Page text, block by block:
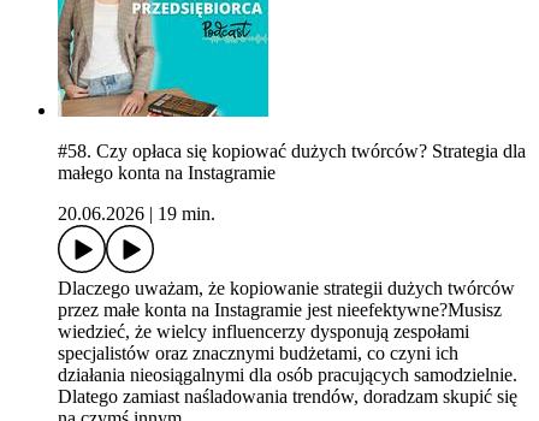
#58. Czy opłaca się kopiować dużych twórców? Strategia dla
małego konta na Instagramie
20.06.2026
19 min.
Dlaczego uważam, że kopiowanie strategii dużych twórców
przez małe konta na Instagramie jest nieefektywne?Musisz
wiedzieć, że wielcy influencerzy dysponują zespołami
specjalistów oraz znacznymi budżetami, co czyni ich
działania nieosiągalnymi dla osób pracujących samodzielnie.
Dlatego zamiast naśladowania trendów, doradzam skupić się